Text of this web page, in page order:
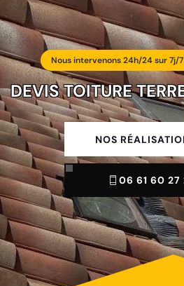
Nous intervenons 24h/24 sur 7j/
DEVIS TOITURE
NOS
06 61 60 27